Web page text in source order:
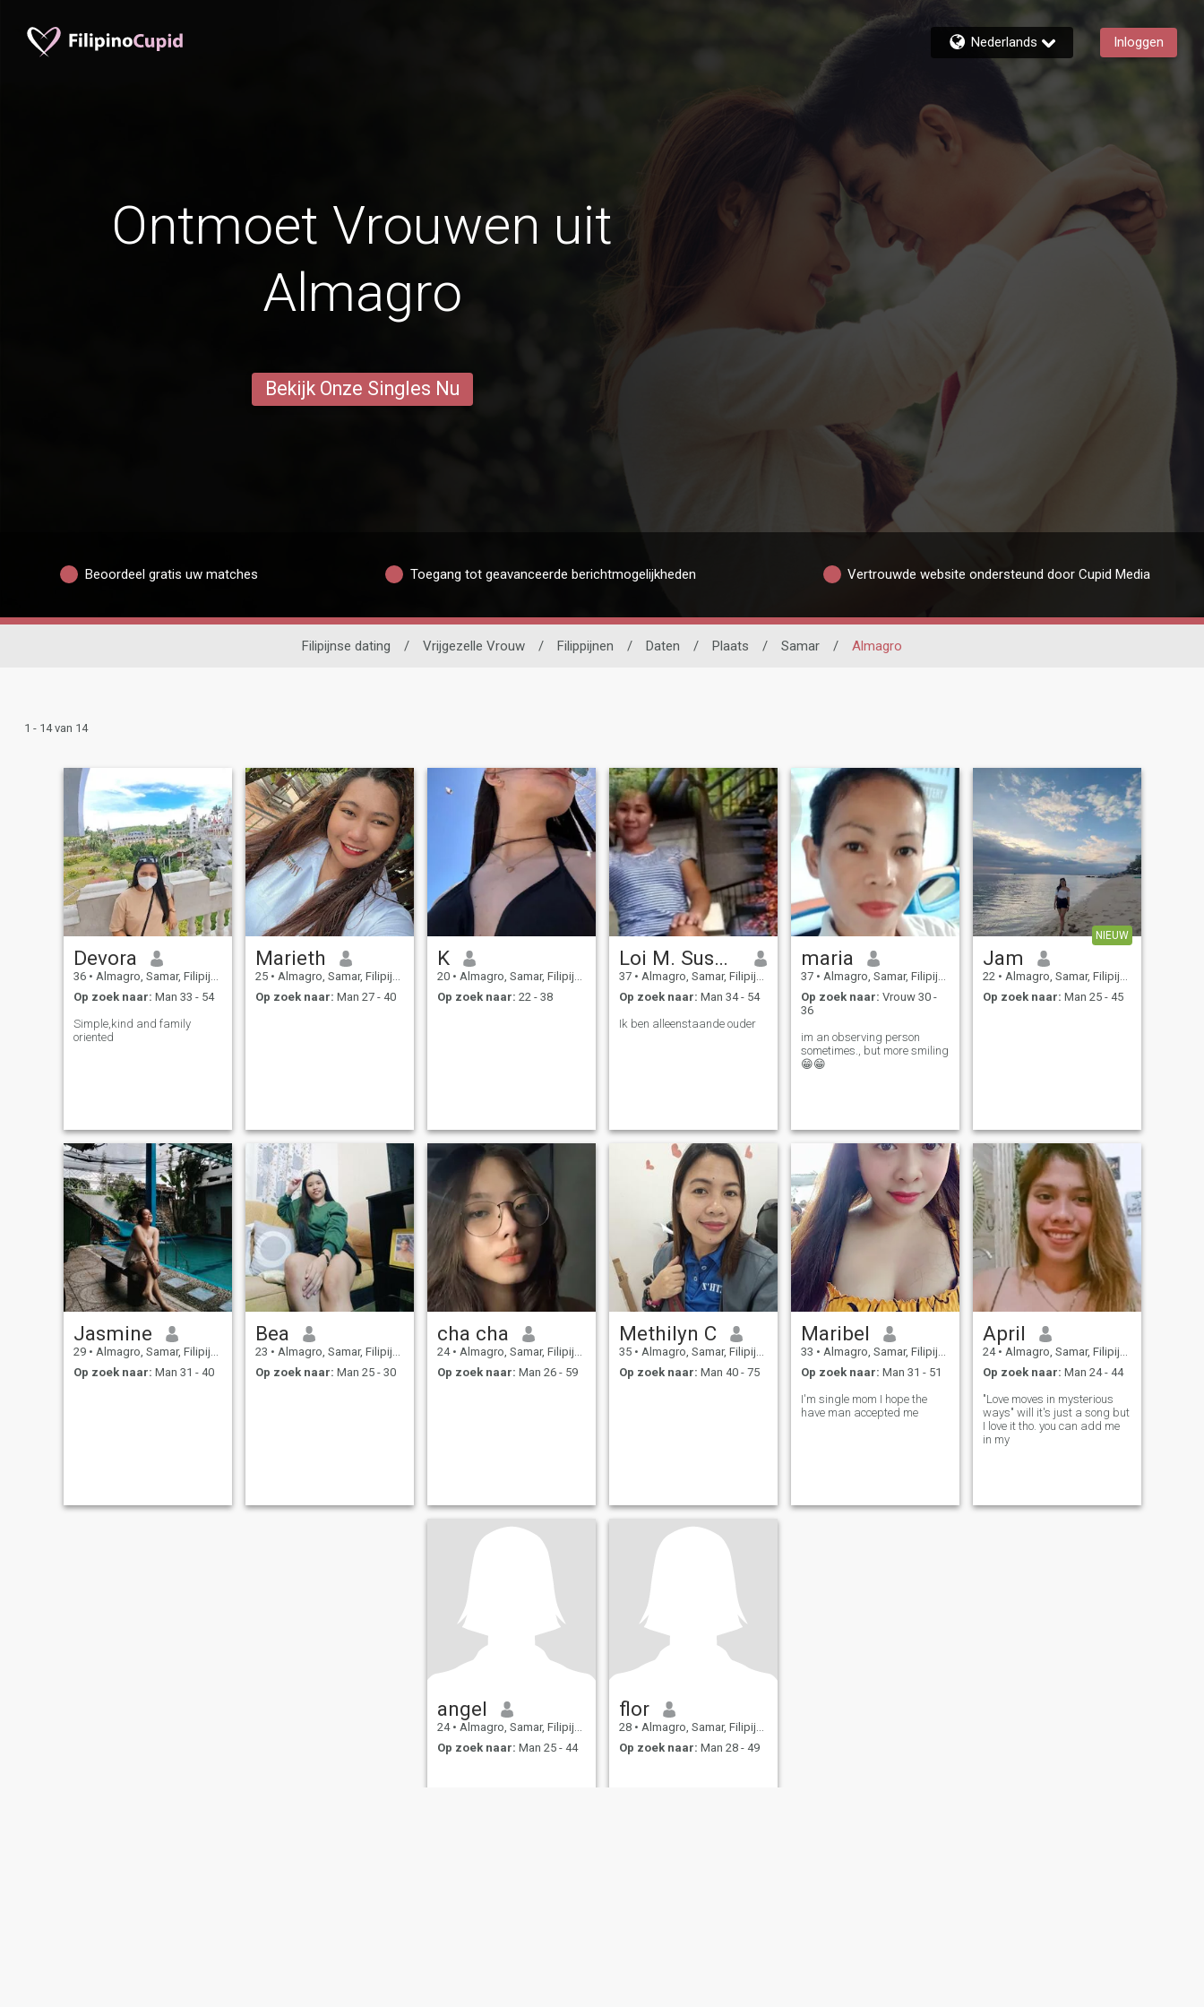
Nederlands Inloggen
Ontmoet Vrouwen uit
Almagro
Bekijk Onze Singles Nu
Beoordeel gratis uw matches Toegang tot geavanceerde berichtmogelijkheden Vertrouwde website ondersteund door Cupid Media
Filipijnse dating / Vrijgezelle Vrouw / Filippijnen / Daten / Plaats / Samar / Almagro
1 - 14 van 14
Devora
36 • Almagro, Samar, Filipijnen
Op zoek naar: Man 33 - 54
Simple,kind and family
oriented
Marieth
25 • Almagro, Samar, Filipijnen
Op zoek naar: Man 27 - 40
K
20 • Almagro, Samar, Filipijnen
Op zoek naar: 22 - 38
Loi M. Susmeña
37 • Almagro, Samar, Filipijnen
Op zoek naar: Man 34 - 54
Ik ben alleenstaande ouder
maria
37 • Almagro, Samar, Filipijnen
Op zoek naar: Vrouw 30 -
36
im an observing person
sometimes., but more smiling
😁😁
NIEUW
Jam
22 • Almagro, Samar, Filipijnen
Op zoek naar: Man 25 - 45
Jasmine
29 • Almagro, Samar, Filipijnen
Op zoek naar: Man 31 - 40
Bea
23 • Almagro, Samar, Filipijnen
Op zoek naar: Man 25 - 30
cha cha
24 • Almagro, Samar, Filipijnen
Op zoek naar: Man 26 - 59
Methilyn C
35 • Almagro, Samar, Filipijnen
Op zoek naar: Man 40 - 75
Maribel
33 • Almagro, Samar, Filipijnen
Op zoek naar: Man 31 - 51
I'm single mom I hope the
have man accepted me
April
24 • Almagro, Samar, Filipijnen
Op zoek naar: Man 24 - 44
"Love moves in mysterious
ways" will it's just a song but
I love it tho. you can add me
in my
angel
24 • Almagro, Samar, Filipijnen
Op zoek naar: Man 25 - 44
flor
28 • Almagro, Samar, Filipijnen
Op zoek naar: Man 28 - 49